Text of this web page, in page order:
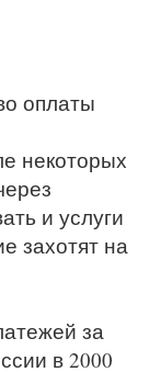
оплаты
некоторых
и услуги
захотят на
за
в 2000